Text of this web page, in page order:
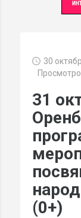
30
31
(0+)